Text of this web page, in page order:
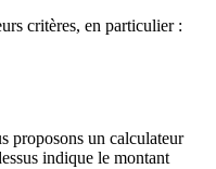
critères, en particulier :
proposons un calculateur
indique le montant